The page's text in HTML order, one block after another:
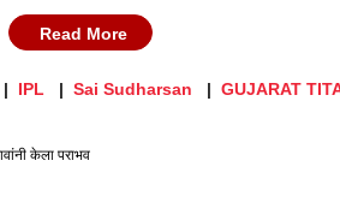
Read More
IPL Sai Sudharsan GUJARAT
केला पराभव